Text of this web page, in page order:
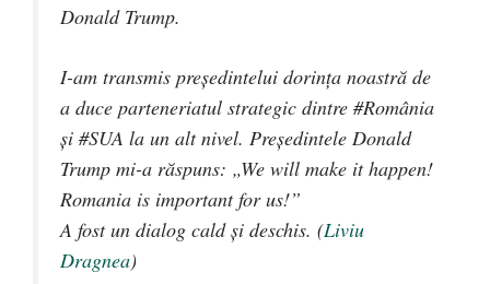
Donald Trump.
I-am transmis președintelui dorința noastră de
a duce parteneriatul strategic dintre #România
și #SUA la un alt nivel. Președintele Donald
Trump mi-a răspuns: „We will make it happen!
Romania is important for us!”
A fost un dialog cald și deschis. (Liviu
Dragnea)